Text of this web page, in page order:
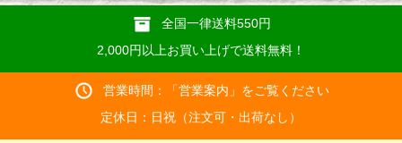
全国一律送料550円
2,000円以上お買い上げで送料無料！
営業時間：「営業案内 」をご覧ください
定休日：日祝（注文可・出荷なし）